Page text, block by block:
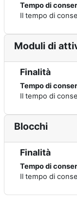
Tempo di
Il tempo di
Moduli di
Finalità
Tempo di
Il tempo di
Blocchi
Finalità
Tempo di
Il tempo di